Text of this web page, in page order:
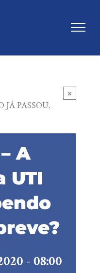
×
JÁ PASSOU.
A
UTI
- 08:00